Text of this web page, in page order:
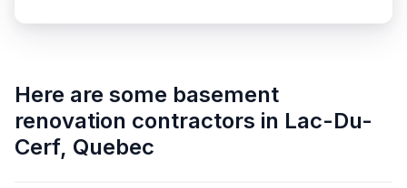
Here are some basement
renovation contractors in Lac-Du-
Cerf, Quebec